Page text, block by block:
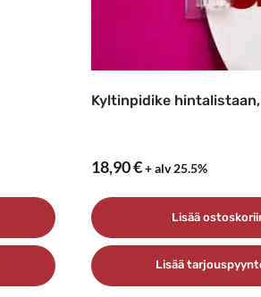
Kyltinpidike
18,90€+ alv 25.5%
Lisää
Lisää